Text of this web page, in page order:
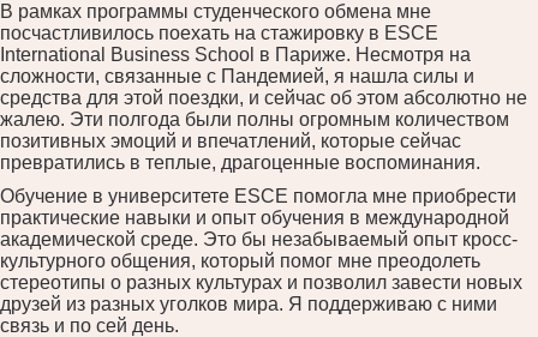
В рамках программы студенческого обмена мне
посчастливилось поехать на стажировку в ESCE
International Business School в Париже. Несмотря на
сложности, связанные с Пандемией, я нашла силы и
средства для этой поездки, и сейчас об этом абсолютно не
жалею. Эти полгода были полны огромным количеством
позитивных эмоций и впечатлений, которые сейчас
превратились в теплые, драгоценные воспоминания.
Обучение в университете ESCE помогла мне приобрести
практические навыки и опыт обучения в международной
академической среде. Это бы незабываемый опыт кросс-
культурного общения, который помог мне преодолеть
стереотипы о разных культурах и позволил завести новых
друзей из разных уголков мира. Я поддерживаю с ними
связь и по сей день.